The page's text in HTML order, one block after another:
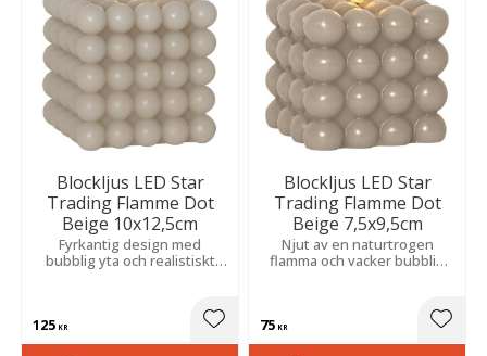
Blockljus LED Star
Trading Flamme Dot
Beige 10x12,5cm
Fyrkantig design med
bubblig yta och realistiskt
belysningen i hemmets alla
125 KR Lägg till i favoriter
Blockljus LED Star
Trading Flamme Dot
Beige 7,5x9,5cm
Njut av en naturtrogen
flamma och vacker bubblig
75 KR